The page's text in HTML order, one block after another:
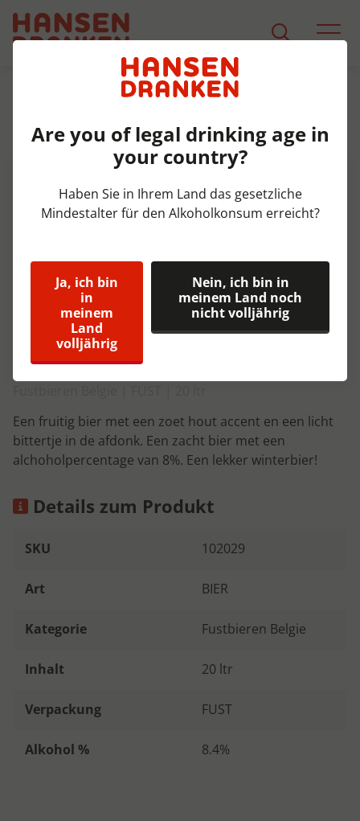
Produkt Detail
Pauwel Kwak Fust 20 ltr 8,4%
Een fruitig bier met een zoet hout accent en een licht
bittertje in de afdonk. Een zacht bier met een
alchoholpercentage van 8%. Een lekker winterbier!
Details zum Produkt
SKU 102029
Art BIER
Kategorie Fustbieren Belgie
Inhalt 20 ltr
Verpackung FUST
Alkohol % 8.4%
Are you of legal drinking age in
your country?
Haben Sie in Ihrem Land das gesetzliche
Mindestalter für den Alkoholkonsum erreicht?
Ja, ich bin
in
meinem
Land
volljährig
Nein, ich bin in
meinem Land noch
nicht volljährig